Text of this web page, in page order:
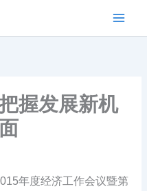
握发展新机
年度经济工作会议暨第